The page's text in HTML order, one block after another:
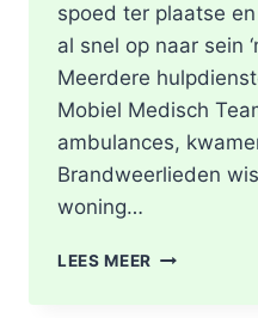
spoed ter plaatse
al snel op naar sein
Meerdere
Mobiel Medisch
ambulances,
Brandweerlieden
woning…
LEES MEER DODE